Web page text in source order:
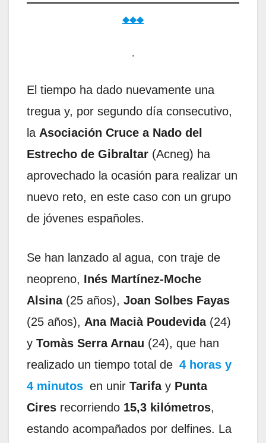
◆◆◆
.
El tiempo ha dado nuevamente una
tregua y, por segundo día consecutivo,
la Asociación Cruce a Nado del
Estrecho de Gibraltar (Acneg) ha
aprovechado la ocasión para realizar un
nuevo reto, en este caso con un grupo
de jóvenes españoles.
Se han lanzado al agua, con traje de
neopreno, Inés Martínez-Moche
Alsina(25 años), Joan Solbes Fayas
(25 años), Ana Macià Poudevida(24)
y Tomàs Serra Arnau (24), que han
realizado un tiempo total de 4 horas y
4 minutos en unir Tarifay Punta
Cires recorriendo 15,3 kilómetros,
estando acompañados por delfines. La